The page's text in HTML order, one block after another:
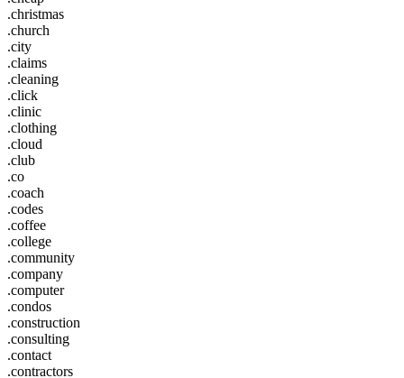
.christmas
.church
.city
.claims
.cleaning
.click
.clinic
.clothing
.cloud
.club
.co
.coach
.codes
.coffee
.college
.community
.company
.computer
.condos
.construction
.consulting
.contact
.contractors